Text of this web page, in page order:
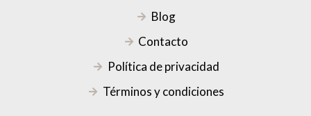
Blog
Contacto
Política de privacidad
Términos y condiciones